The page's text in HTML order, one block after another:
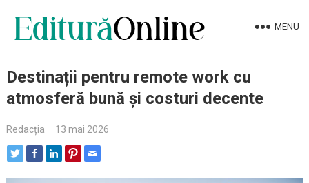
MENU
Destinații pentru remote work cu
atmosferă bună și costuri decente
Redacția · 13 mai 2026